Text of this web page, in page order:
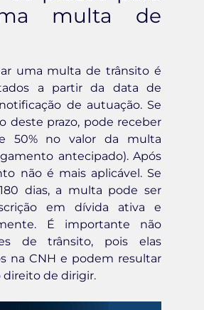
multa de
uma multa de trânsito é
a partir da data de
de autuação. Se
deste prazo, pode receber
50% no valor da multa
antecipado). Após
não é mais aplicável. Se
dias, a multa pode ser
em dívida ativa e
É importante não
de trânsito, pois elas
na CNH e podem resultar
direito de dirigir.